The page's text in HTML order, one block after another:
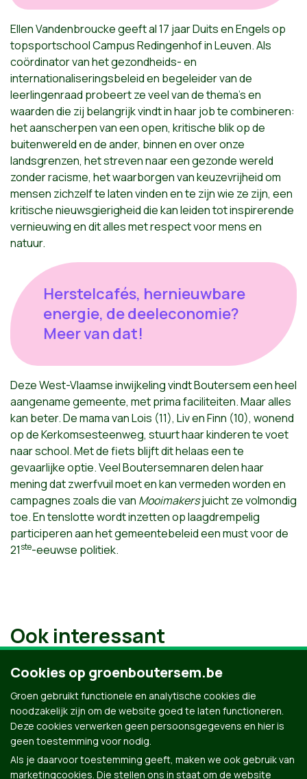
Ellen Vandenbroucke geeft al 17 jaar Duits en Engels op
topsportschool Campus Redingenhof in Leuven. Als
coördinator van het gezondheids- en
internationaliseringsbeleid en begeleider van de
leerlingenraad probeert ze veel van de thema’s en
waarden die zij belangrijk vindt in haar job te combineren:
het aanscherpen van een open, kritische blik op de
buitenwereld en de ander, binnen en over onze
landsgrenzen, het streven naar een gezonde wereld
zonder racisme, het waarborgen van keuzevrijheid om
mensen zichzelf te laten vinden en te zijn wie ze zijn, een
kritische nieuwsgierigheid die kan leiden tot inspirerende
vernieuwing en dit alles met respect voor mens en
natuur.
Herstelcafés, hernieuwbare
energie, de deeleconomie?
Meer van dat!
Deze West-Vlaamse inwijkeling vindt Boutersem een heel
aangename gemeente, met prima faciliteiten. Maar alles
kan beter. De mama van Lois (11), Liv en Finn (10), wonend
op de Kerkomsesteenweg, stuurt haar kinderen te voet
naar school. Met de fiets blijft dit helaas een te
gevaarlijke optie. Veel Boutersemnaren delen haar
mening dat zwerfvuil moet en kan vermeden worden en
campagnes zoals die van Mooimakersjuicht ze volmondig
toe. En tenslotte wordt inzetten op laagdrempelig
participeren aan het gemeentebeleid een must voor de
21ste-eeuwse politiek.
Ook interessant
Cookies op groenboutersem.be
Groen gebruikt functionele en analytische cookies die
noodzakelijk zijn om de website goed te laten functioneren.
Deze cookies verwerken geen persoonsgegevens en hier is
geen toestemming voor nodig.
Als je daarvoor toestemming geeft, maken we ook gebruik van
marketingcookies. Die stellen ons in staat om de website